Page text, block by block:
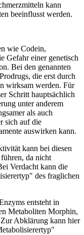
kann
beeinflusst werden.
wie Codein,
Gefahr einer genetisch
Bei den genannten
die erst durch
wirksam werden. Für
Schritt hauptsächlich
unter anderem
als auch
sich auf die
auswirken kann.
kann bei diesen
führen, da nicht
Verdacht kann die
des fraglichen
entsteht in
Metaboliten Morphin,
Abklärung kann hier